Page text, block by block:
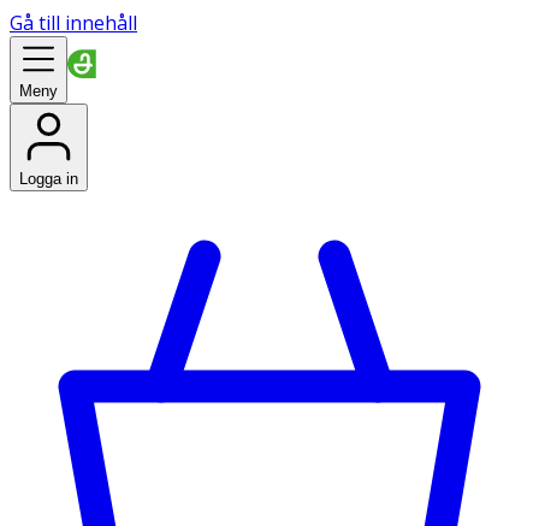
Gå till innehåll
Meny
Logga in